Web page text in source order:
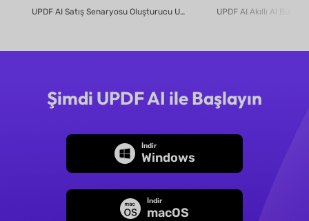
UPDF AI Satış Senaryosu Oluşturucu UPDF AI, ürün PDF'lerini veya aç...
Şimdi UPDF AI ile Başlayın
İndir
Windows
İndir
macOS